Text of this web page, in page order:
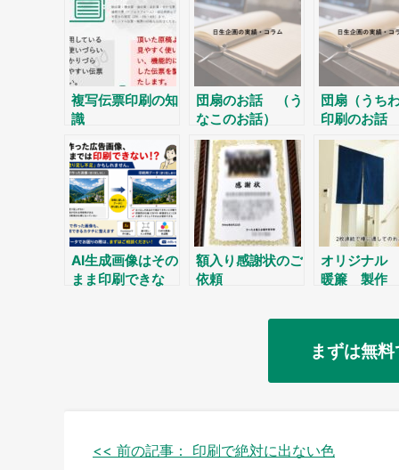
複写伝票印刷の知
識
団扇のお話 （う
なこのお話）
団扇（うち
印刷のお話
AI生成画像はその
まま印刷できな
額入り感謝状のご
依頼
オリジナル
暖簾 製作
まずは無
投
<< 前の記事：
印刷で絶対に出ない色